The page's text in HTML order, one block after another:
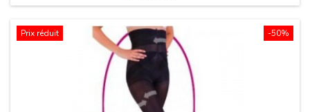
-50%
Prix réduit